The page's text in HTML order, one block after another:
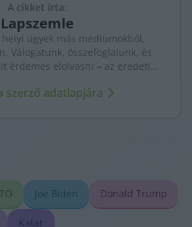
A cikket írta:
Lapszemle
ügyek más médiumokból,
Válogatunk, összefoglalunk, és
érdemes elolvasni – az eredeti
szerző adatlapjára
Joe Biden Donald Trump
Katar